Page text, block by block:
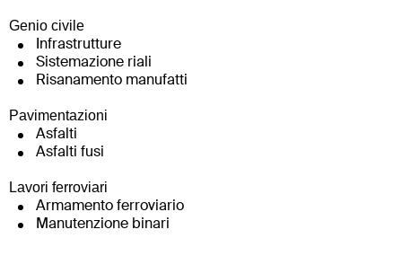
Genio civile
Infrastrutture
Sistemazione riali
Risanamento manufatti
Pavimentazioni
Asfalti
Asfalti fusi
Lavori ferroviari
Armamento ferroviario
Manutenzione binari